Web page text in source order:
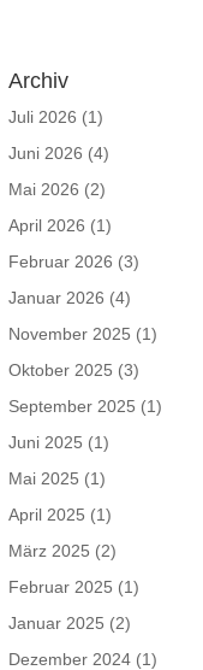
Archiv
Juli 2026 (1)
Juni 2026 (4)
Mai 2026 (2)
April 2026 (1)
Februar 2026 (3)
Januar 2026 (4)
November 2025 (1)
Oktober 2025 (3)
September 2025 (1)
Juni 2025 (1)
Mai 2025 (1)
April 2025 (1)
März 2025 (2)
Februar 2025 (1)
Januar 2025 (2)
Dezember 2024 (1)